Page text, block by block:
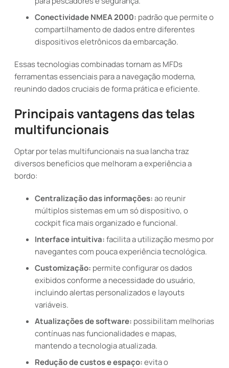
Conectividade NMEA 2000: padrão que permite o
compartilhamento de dados entre diferentes
dispositivos eletrônicos da embarcação.
Essas tecnologias combinadas tornam as MFDs
ferramentas essenciais para a navegação moderna,
reunindo dados cruciais de forma prática e eficiente.
Principais vantagens das telas
multifuncionais
Optar por telas multifuncionais na sua lancha traz
diversos benefícios que melhoram a experiência a
bordo:
Centralização das informações:ao reunir
múltiplos sistemas em um só dispositivo, o
cockpit fica mais organizado e funcional.
Interface intuitiva:facilita a utilização mesmo por
navegantes com pouca experiência tecnológica.
Customização: permite configurar os dados
exibidos conforme a necessidade do usuário,
incluindo alertas personalizados e layouts
variáveis.
Atualizações de software: possibilitam melhorias
contínuas nas funcionalidades e mapas,
mantendo a tecnologia atualizada.
Redução de custos e espaço:evita o